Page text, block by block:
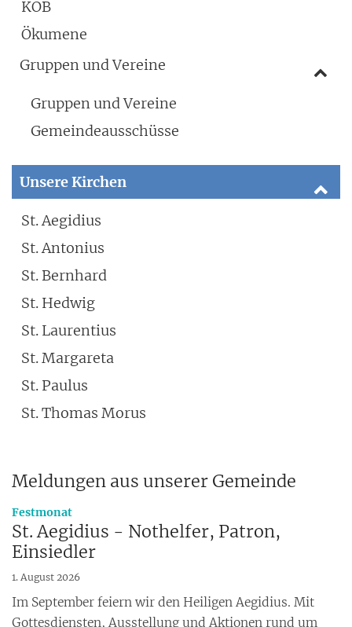
KÖB
Ökumene
Gruppen und Vereine
Gruppen und Vereine
Gemeindeausschüsse
Unsere Kirchen
St. Aegidius
St. Antonius
St. Bernhard
St. Hedwig
St. Laurentius
St. Margareta
St. Paulus
St. Thomas Morus
Meldungen aus unserer Gemeinde
Festmonat:
St. Aegidius - Nothelfer, Patron,
Einsiedler
1. August 2026
Im September feiern wir den Heiligen Aegidius. Mit
Gottesdiensten, Ausstellung und Aktionen rund um